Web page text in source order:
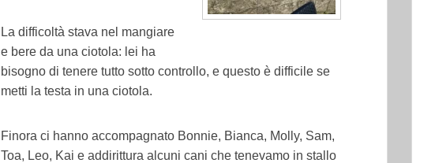
La difficoltà stava nel mangiare
e bere da una ciotola: lei ha
bisogno di tenere tutto sotto controllo, e questo è difficile se
metti la testa in una ciotola.
Finora ci hanno accompagnato Bonnie, Bianca, Molly, Sam,
Toa, Leo, Kai e addirittura alcuni cani che tenevamo in stallo